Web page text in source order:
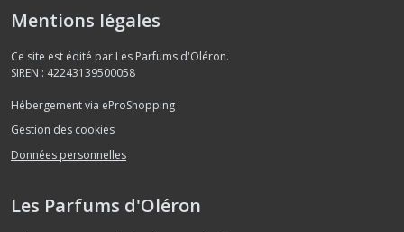
Mentions légales
Ce site est édité par Les Parfums d'Oléron.
SIREN : 42243139500058
Hébergement via eProShopping
Gestion des cookies
Données personnelles
Les Parfums d'Oléron